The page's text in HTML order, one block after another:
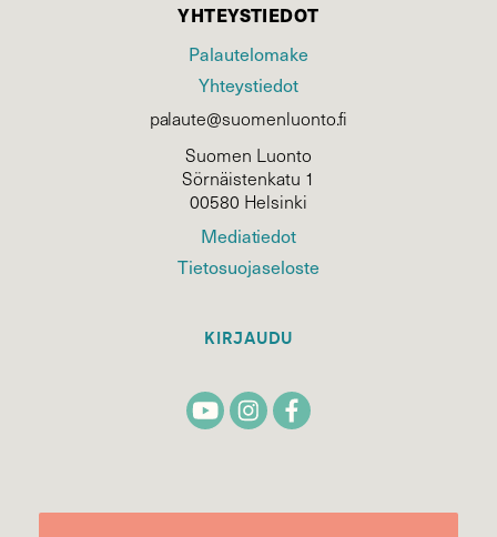
YHTEYSTIEDOT
Palautelomake
Yhteystiedot
palaute@suomenluonto.fi
Suomen Luonto
Sörnäistenkatu 1
00580 Helsinki
Mediatiedot
Tietosuojaseloste
KIRJAUDU